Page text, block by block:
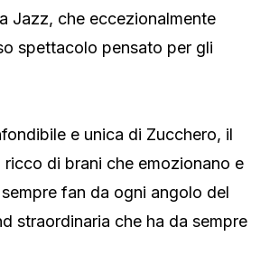
Jazz, che eccezionalmente
spettacolo pensato per gli
e unica di Zucchero, il
di brani che emozionano e
fan da ogni angolo del
straordinaria che ha da sempre